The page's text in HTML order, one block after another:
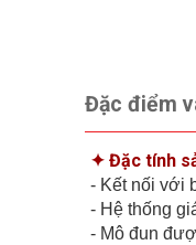
Đặc điểm
✦ Đặc tính
- Kết nối với
- Hệ thống
- Mô đun